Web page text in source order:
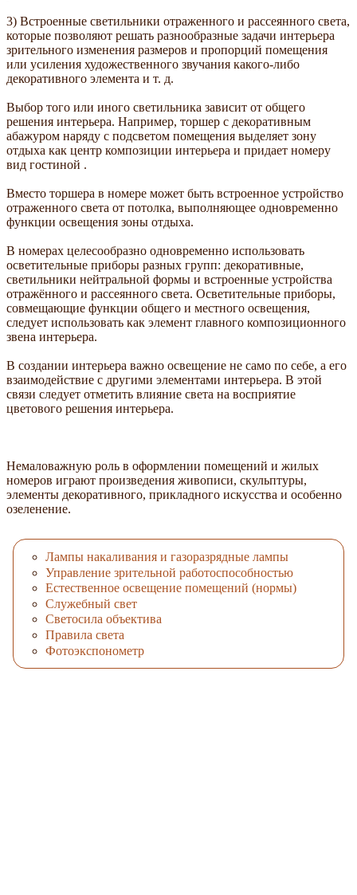
3) Встроенные светильники отраженного и рассеянного света,
которые позволяют решать разнообразные задачи интерьера
зрительного изменения размеров и пропорций помещения
или усиления художественного звучания какого-либо
декоративного элемента и т. д.
Выбор того или иного светильника зависит от общего
решения интерьера. Например, торшер с декоративным
абажуром наряду с подсветом помещения выделяет зону
отдыха как центр композиции интерьера и придает номеру
вид гостиной .
Вместо торшера в номере может быть встроенное устройство
отраженного света от потолка, выполняющее одновременно
функции освещения зоны отдыха.
В номерах целесообразно одновременно использовать
осветительные приборы разных групп: декоративные,
светильники нейтральной формы и встроенные устройства
отражённого и рассеянного света. Осветительные приборы,
совмещающие функции общего и местного освещения,
следует использовать как элемент главного композиционного
звена интерьера.
В создании интерьера важно освещение не само по себе, а его
взаимодействие с другими элементами интерьера. В этой
связи следует отметить влияние света на восприятие
цветового решения интерьера.
Немаловажную роль в оформлении помещений и жилых
номеров играют произведения живописи, скульптуры,
элементы декоративного, прикладного искусства и особенно
озеленение.
Лампы накаливания и газоразрядные лампы
Управление зрительной работоспособностью
Естественное освещение помещений (нормы)
Служебный свет
Светосила объектива
Правила света
Фотоэкспонометр